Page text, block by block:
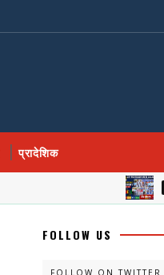
प्रादेशिक
खीरी खबर
FOLLOW US
FOLLOW ON TWITTER